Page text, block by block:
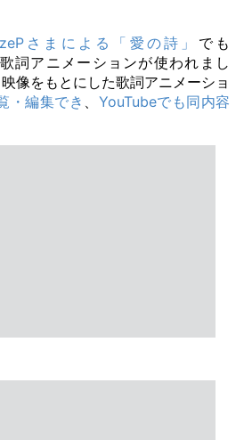
さまによる「愛の詩」 でも
詞アニメーションが使われまし
像をもとにした歌詞アニメーショ
・編集でき 、 YouTubeでも同内容